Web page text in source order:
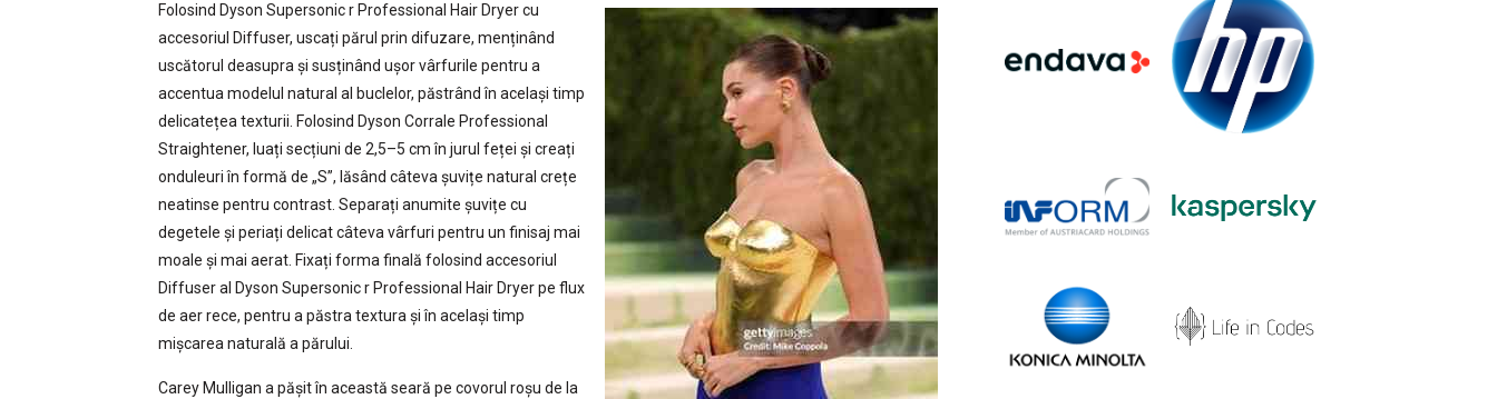
Folosind Dyson Supersonic r Professional Hair Dryer cu
accesoriul Diffuser, uscați părul prin difuzare, menținând
uscătorul deasupra și susținând ușor vârfurile pentru a
accentua modelul natural al buclelor, păstrând în același timp
delicatețea texturii. Folosind Dyson Corrale Professional
Straightener, luați secțiuni de 2,5–5 cm în jurul feței și creați
onduleuri în formă de „S”, lăsând câteva șuvițe natural crețe
neatinse pentru contrast. Separați anumite șuvițe cu
degetele și periați delicat câteva vârfuri pentru un finisaj mai
moale și mai aerat. Fixați forma finală folosind accesoriul
Diffuser al Dyson Supersonic r Professional Hair Dryer pe flux
de aer rece, pentru a păstra textura și în același timp
mișcarea naturală a părului.
Carey Mulligan a pășit în această seară pe covorul roșu de la